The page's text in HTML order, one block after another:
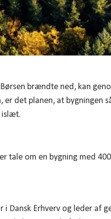
brændte ned, kan
er det planen, at bygningen
islæt.
tale om en bygning med
Dansk Erhverv og leder af